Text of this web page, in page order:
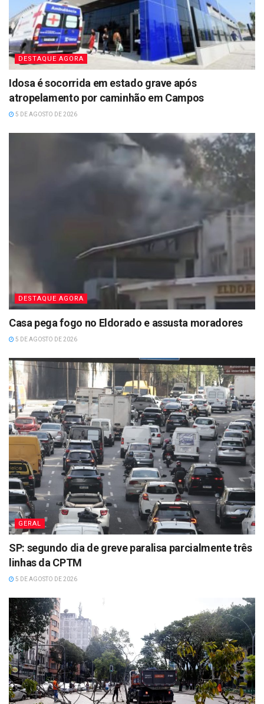
DESTAQUE AGORA
Idosa é socorrida em estado grave após
atropelamento por caminhão em Campos
5 DE AGOSTO DE 2026
DESTAQUE AGORA
Casa pega fogo no Eldorado e assusta moradores
5 DE AGOSTO DE 2026
GERAL
SP: segundo dia de greve paralisa parcialmente três
linhas da CPTM
5 DE AGOSTO DE 2026